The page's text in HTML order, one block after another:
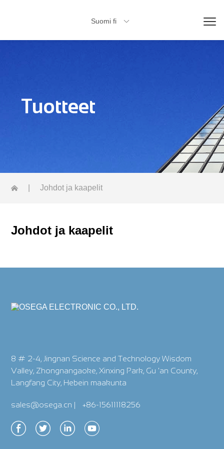
Suomi fi 
Tuotteet
Johdot ja kaapelit
Johdot ja kaapelit
8 # 2-4, Jingnan Science and Technology Wisdom
Valley, Zhongnangaoke, Xinxing Park, Gu 'an County,
Langfang City, Hebein maakunta
sales@osega.cn | +86-15611118256